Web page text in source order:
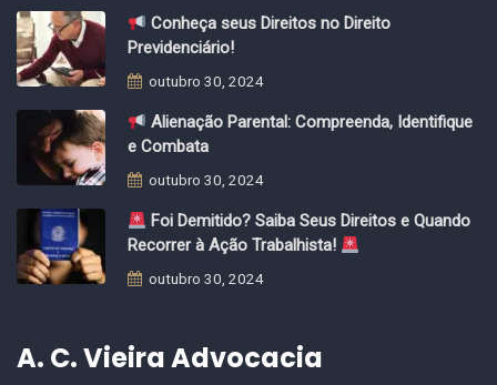
Conheça seus Direitos no Direito
Previdenciário!
outubro 30, 2024
Alienação Parental: Compreenda, Identifique
e Combata
outubro 30, 2024
Foi Demitido? Saiba Seus Direitos e Quando
Recorrer à Ação Trabalhista!
outubro 30, 2024
A. C. Vieira Advocacia